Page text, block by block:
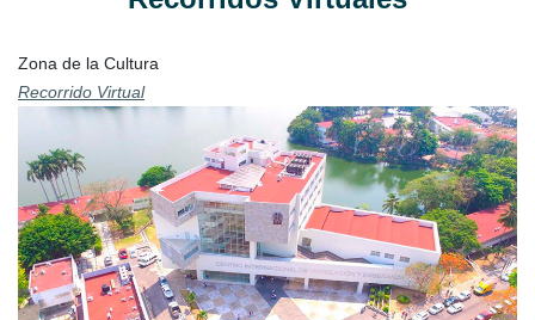
Zona de la Cultura
Recorrido Virtual